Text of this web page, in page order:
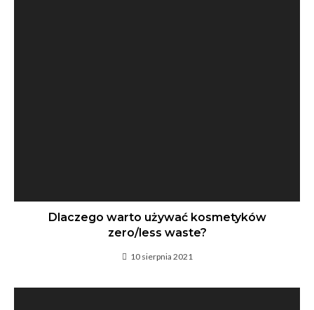
Dlaczego warto używać kosmetyków
zero/less waste?
10 sierpnia 2021